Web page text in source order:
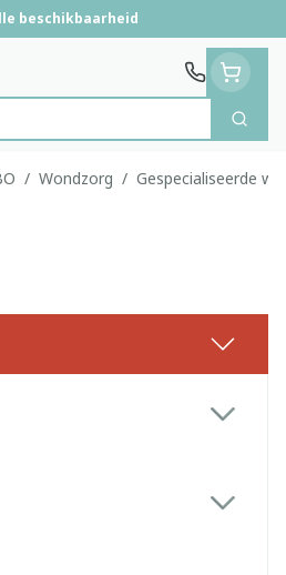
beschikbaarheid
Zoek
/ Wondzorg / Gespecialiseerde